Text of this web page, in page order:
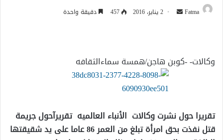
Fatma
أرسل 2 يناير، 2016 457 دقيقة واحدة
وكالات- -كوبن هاجن/همسة سماءالثقافه
تقريرا حول نشرت وكالات الأنباء العالميه تقريرآحول جريمة
قتل نفذت بحق امرأة تبلغ من العمر 86 عاما على يد شقيقتها